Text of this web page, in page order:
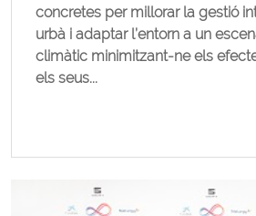
concretes per millorar la gestió
urbà i adaptar l’entorn a un
climàtic minimitzant-ne els
els seus...